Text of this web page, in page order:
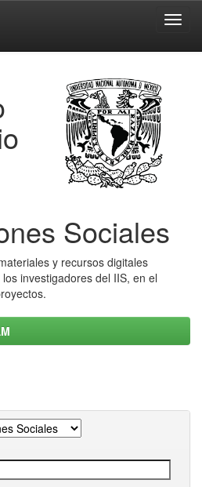
Sociales
y recursos digitales
investigadores del IIS, en el